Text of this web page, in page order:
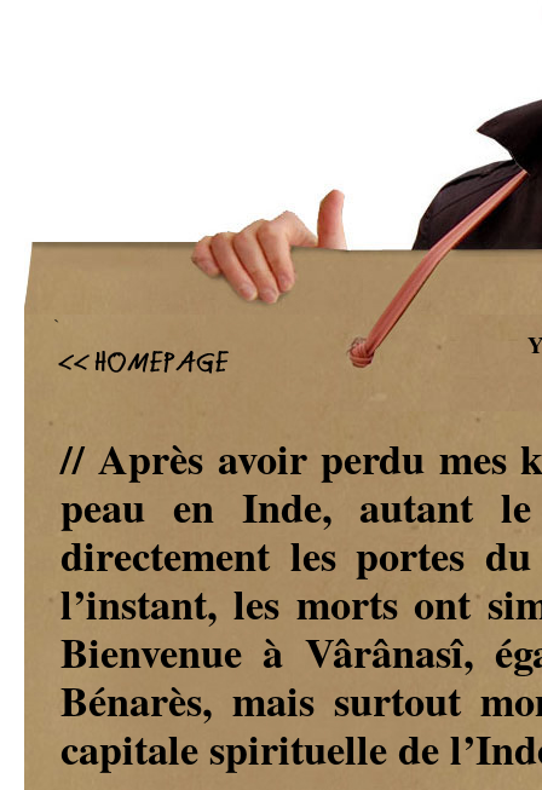
`
// Après avoir perdu mes
peau en Inde, autant
directement les portes
l’instant, les morts ont
Bienvenue à Vârânasî,
Bénarès, mais surtout
capitale spirituelle de